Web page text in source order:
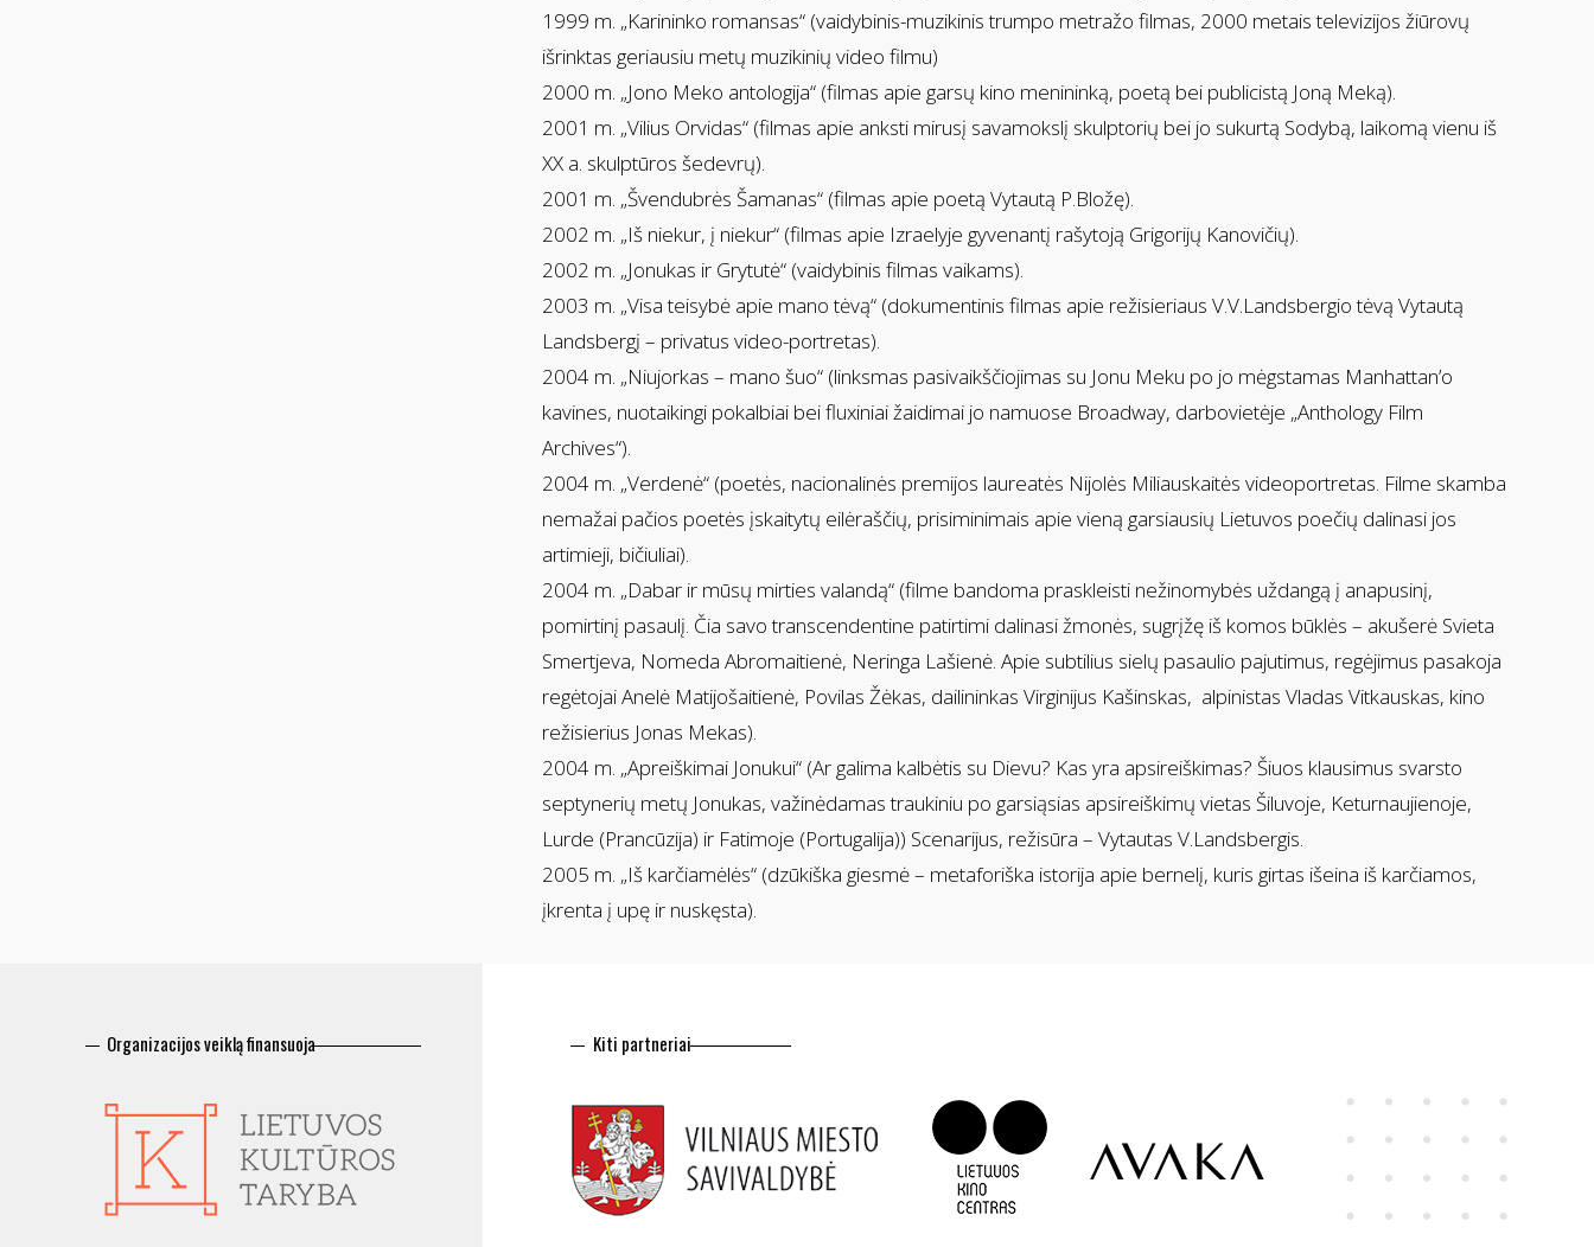
1999 m. „Karininko romansas“ (vaidybinis-muzikinis trumpo metražo filmas, 2000 metais televizijos žiūrovų
išrinktas geriausiu metų muzikinių video filmu)
2000 m. „Jono Meko antologija“ (filmas apie garsų kino menininką, poetą bei publicistą Joną Meką).
2001 m. „Vilius Orvidas“ (filmas apie anksti mirusį savamokslį skulptorių bei jo sukurtą Sodybą, laikomą vienu iš
XX a. skulptūros šedevrų).
2001 m. „Švendubrės Šamanas“ (filmas apie poetą Vytautą P.Bložę).
2002 m. „Iš niekur, į niekur“ (filmas apie Izraelyje gyvenantį rašytoją Grigorijų Kanovičių).
2002 m. „Jonukas ir Grytutė“ (vaidybinis filmas vaikams).
2003 m. „Visa teisybė apie mano tėvą“ (dokumentinis filmas apie režisieriaus V.V.Landsbergio tėvą Vytautą
Landsbergį – privatus video-portretas).
2004 m. „Niujorkas – mano šuo“ (linksmas pasivaikščiojimas su Jonu Meku po jo mėgstamas Manhattan’o
kavines, nuotaikingi pokalbiai bei fluxiniai žaidimai jo namuose Broadway, darbovietėje „Anthology Film
Archives“).
2004 m. „Verdenė“ (poetės, nacionalinės premijos laureatės Nijolės Miliauskaitės videoportretas. Filme skamba
nemažai pačios poetės įskaitytų eilėraščių, prisiminimais apie vieną garsiausių Lietuvos poečių dalinasi jos
artimieji, bičiuliai).
2004 m. „Dabar ir mūsų mirties valandą“ (filme bandoma praskleisti nežinomybės uždangą į anapusinį,
pomirtinį pasaulį. Čia savo transcendentine patirtimi dalinasi žmonės, sugrįžę iš komos būklės – akušerė Svieta
Smertjeva, Nomeda Abromaitienė, Neringa Lašienė. Apie subtilius sielų pasaulio pajutimus, regėjimus pasakoja
regėtojai Anelė Matijošaitienė, Povilas Žėkas, dailininkas Virginijus Kašinskas, alpinistas Vladas Vitkauskas, kino
režisierius Jonas Mekas).
2004 m. „Apreiškimai Jonukui“ (Ar galima kalbėtis su Dievu? Kas yra apsireiškimas? Šiuos klausimus svarsto
septynerių metų Jonukas, važinėdamas traukiniu po garsiąsias apsireiškimų vietas Šiluvoje, Keturnaujienoje,
Lurde (Prancūzija) ir Fatimoje (Portugalija)) Scenarijus, režisūra – Vytautas V.Landsbergis.
2005 m. „Iš karčiamėlės“ (dzūkiška giesmė – metaforiška istorija apie bernelį, kuris girtas išeina iš karčiamos,
įkrenta į upę ir nuskęsta).
Organizacijos veiklą finansuoja Kiti partneriai